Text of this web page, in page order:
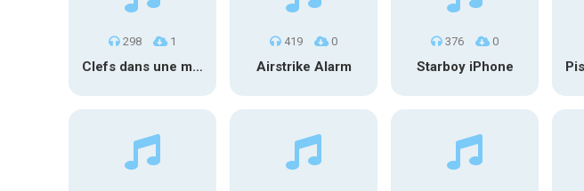
298 1
Clefs dans une main
419 0
Airstrike Alarm
376 0
Starboy iPhone